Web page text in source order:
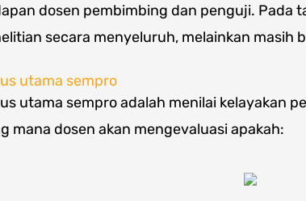
dosen pembimbing dan penguji. Pada
secara menyeluruh, melainkan masih
utama sempro
utama sempro adalah menilai kelayakan
mana dosen akan mengevaluasi apakah: